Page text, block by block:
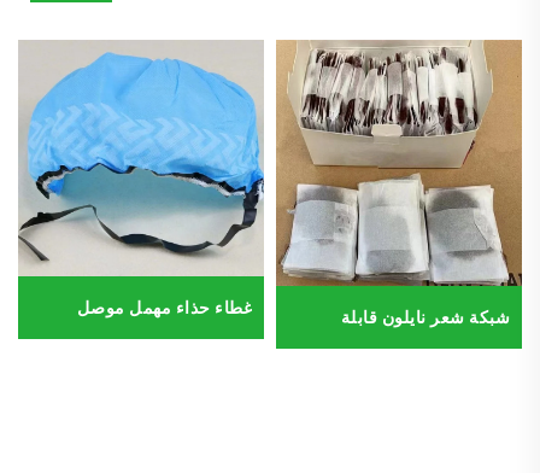
شبكة شعر نايلون قابلة
غطاء حذاء مهمل موصل